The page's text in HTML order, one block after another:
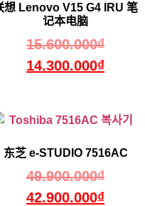
想 Lenovo V15 G4 IRU 笔
记本电脑
15.600.000₫
14.300.000₫
东芝 e-STUDIO 7516AC
49.900.000₫
42.900.000₫